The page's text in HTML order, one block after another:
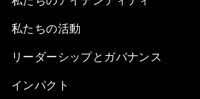
私たちの活動
リーダーシップとガバナンス
インパクト